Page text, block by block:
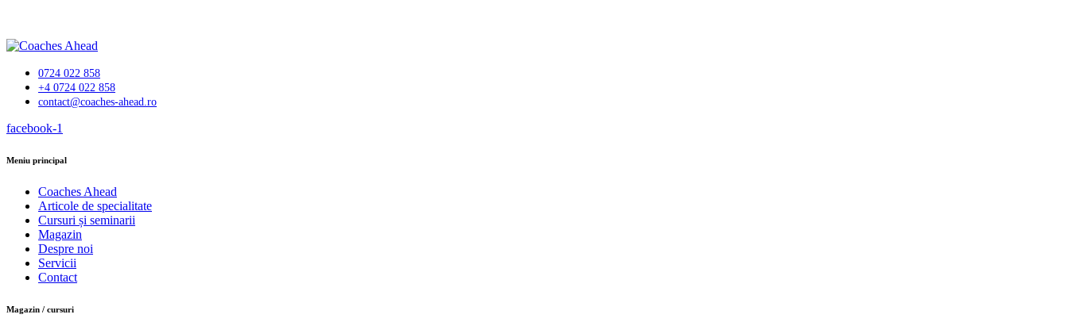
0724 022 858
+4 0724 022 858
contact@coaches-ahead.ro
facebook-1
Meniu principal
Coaches Ahead
Articole de specialitate
Cursuri și seminarii
Magazin
Despre noi
Servicii
Contact
Magazin / cursuri